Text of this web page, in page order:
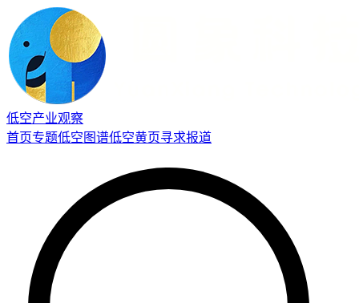
低空产业观察
首页专题低空图谱低空黄页寻求报道